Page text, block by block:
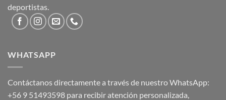
deportistas.
WHATSAPP
Contáctanos directamente a través de nuestro WhatsApp:
+56 9 51493598 para recibir atención personalizada,